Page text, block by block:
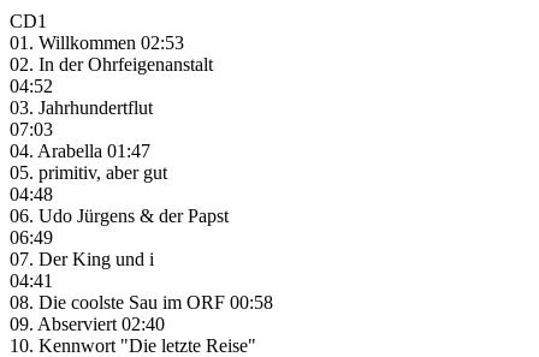
CD1
01. Willkommen 02:53
02. In der Ohrfeigenanstalt
04:52
03. Jahrhundertflut
07:03
04. Arabella 01:47
05. primitiv, aber gut
04:48
06. Udo Jürgens & der Papst
06:49
07. Der King und i
04:41
08. Die coolste Sau im ORF 00:58
09. Abserviert 02:40
10. Kennwort "Die letzte Reise"